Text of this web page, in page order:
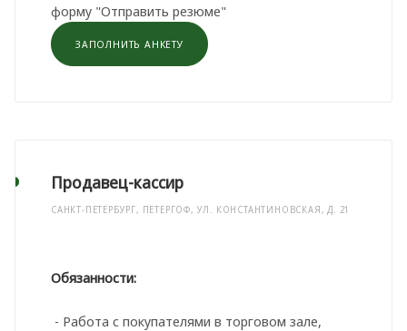
форму "Отправить резюме"
ЗАПОЛНИТЬ АНКЕТУ
Продавец-кассир
САНКТ-ПЕТЕРБУРГ, ПЕТЕРГОФ, УЛ. КОНСТАНТИНОВСКАЯ, Д. 21
Обязанности:
- Работа с покупателями в торговом зале,